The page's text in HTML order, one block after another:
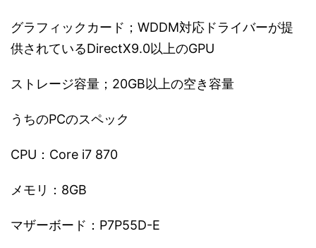
グラフィックカード；WDDM対応ドライバーが提
供されているDirectX9.0以上のGPU
ストレージ容量；20GB以上の空き容量
うちのPCのスペック
CPU：Core i7 870
メモリ：8GB
マザーボード：P7P55D-E